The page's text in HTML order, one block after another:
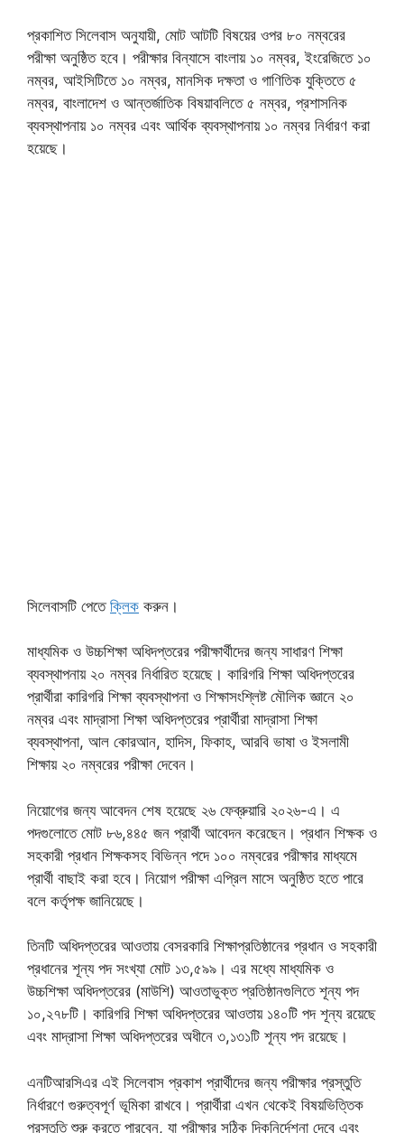
প্রকাশিত সিলেবাস অনুযায়ী, মোট আটটি বিষয়ের ওপর ৮০ নম্বরের
পরীক্ষা অনুষ্ঠিত হবে। পরীক্ষার বিন্যাসে বাংলায় ১০ নম্বর, ইংরেজিতে ১০
নম্বর, আইসিটিতে ১০ নম্বর, মানসিক দক্ষতা ও গাণিতিক যুক্তিতে ৫
নম্বর, বাংলাদেশ ও আন্তর্জাতিক বিষয়াবলিতে ৫ নম্বর, প্রশাসনিক
ব্যবস্থাপনায় ১০ নম্বর এবং আর্থিক ব্যবস্থাপনায় ১০ নম্বর নির্ধারণ করা
হয়েছে।
সিলেবাসটি পেতে ক্লিক করুন।
মাধ্যমিক ও উচ্চশিক্ষা অধিদপ্তরের পরীক্ষার্থীদের জন্য সাধারণ শিক্ষা
ব্যবস্থাপনায় ২০ নম্বর নির্ধারিত হয়েছে। কারিগরি শিক্ষা অধিদপ্তরের
প্রার্থীরা কারিগরি শিক্ষা ব্যবস্থাপনা ও শিক্ষাসংশ্লিষ্ট মৌলিক জ্ঞানে ২০
নম্বর এবং মাদ্রাসা শিক্ষা অধিদপ্তরের প্রার্থীরা মাদ্রাসা শিক্ষা
ব্যবস্থাপনা, আল কোরআন, হাদিস, ফিকাহ, আরবি ভাষা ও ইসলামী
শিক্ষায় ২০ নম্বরের পরীক্ষা দেবেন।
নিয়োগের জন্য আবেদন শেষ হয়েছে ২৬ ফেব্রুয়ারি ২০২৬-এ। এ
পদগুলোতে মোট ৮৬,৪৪৫ জন প্রার্থী আবেদন করেছেন। প্রধান শিক্ষক ও
সহকারী প্রধান শিক্ষকসহ বিভিন্ন পদে ১০০ নম্বরের পরীক্ষার মাধ্যমে
প্রার্থী বাছাই করা হবে। নিয়োগ পরীক্ষা এপ্রিল মাসে অনুষ্ঠিত হতে পারে
বলে কর্তৃপক্ষ জানিয়েছে।
তিনটি অধিদপ্তরের আওতায় বেসরকারি শিক্ষাপ্রতিষ্ঠানের প্রধান ও সহকারী
প্রধানের শূন্য পদ সংখ্যা মোট ১৩,৫৯৯। এর মধ্যে মাধ্যমিক ও
উচ্চশিক্ষা অধিদপ্তরের (মাউশি) আওতাভুক্ত প্রতিষ্ঠানগুলিতে শূন্য পদ
১০,২৭৮টি। কারিগরি শিক্ষা অধিদপ্তরের আওতায় ১৪০টি পদ শূন্য রয়েছে
এবং মাদ্রাসা শিক্ষা অধিদপ্তরের অধীনে ৩,১৩১টি শূন্য পদ রয়েছে।
এনটিআরসিএর এই সিলেবাস প্রকাশ প্রার্থীদের জন্য পরীক্ষার প্রস্তুতি
নির্ধারণে গুরুত্বপূর্ণ ভূমিকা রাখবে। প্রার্থীরা এখন থেকেই বিষয়ভিত্তিক
প্রস্তুতি শুরু করতে পারবেন, যা পরীক্ষার সঠিক দিকনির্দেশনা দেবে এবং